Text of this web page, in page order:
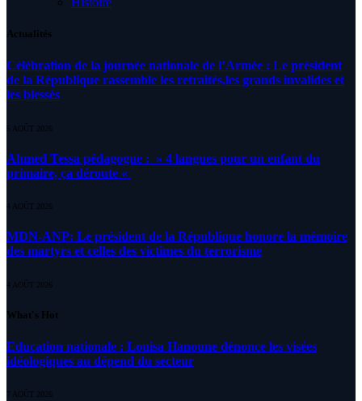
Actualités
Célébration de la journée nationale de l’Armée : Le président
de la République rassemble les retraités,les grands invalides et
les blessés
5 AOÛT 2026
Ahmed Tessa pédagogue : » 4 langues pour un enfant du
primaire, ça déroute «
4 AOÛT 2026
MDN-ANP: Le président de la République honore la mémoire
des martyrs et celles des victimes du terrorisme
4 AOÛT 2026
What's Hot
Education nationale : Louisa Hanoune dénonce les visées
idéologiques au dépend du secteur
7 AOÛT 2026